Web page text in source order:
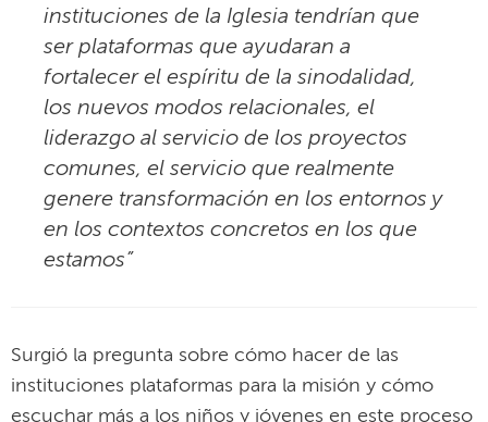
instituciones de la Iglesia tendrían que
ser plataformas que ayudaran a
fortalecer el espíritu de la sinodalidad,
los nuevos modos relacionales, el
liderazgo al servicio de los proyectos
comunes, el servicio que realmente
genere transformación en los entornos y
en los contextos concretos en los que
estamos”
Surgió la pregunta sobre cómo hacer de las
instituciones plataformas para la misión y cómo
escuchar más a los niños y jóvenes en este proceso